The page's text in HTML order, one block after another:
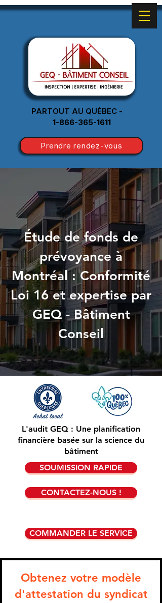
PARTOUT AU QUÉBEC -
1-866-365-1611
Prendre rendez-vous
Étude de fonds de
prévoyance à
Montréal : Conformité
Loi 16 et expertise par
GEQ - Bâtiment
Conseil
L'audit GEQ : Une planification
financière basée sur la science du
bâtiment
SOUMISSION RAPIDE
CONTACTEZ-NOUS !
COMMANDER LE SERVICE
Obtenez votre modèle
d'attestation du syndicat